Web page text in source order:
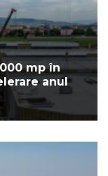
mp în
anul